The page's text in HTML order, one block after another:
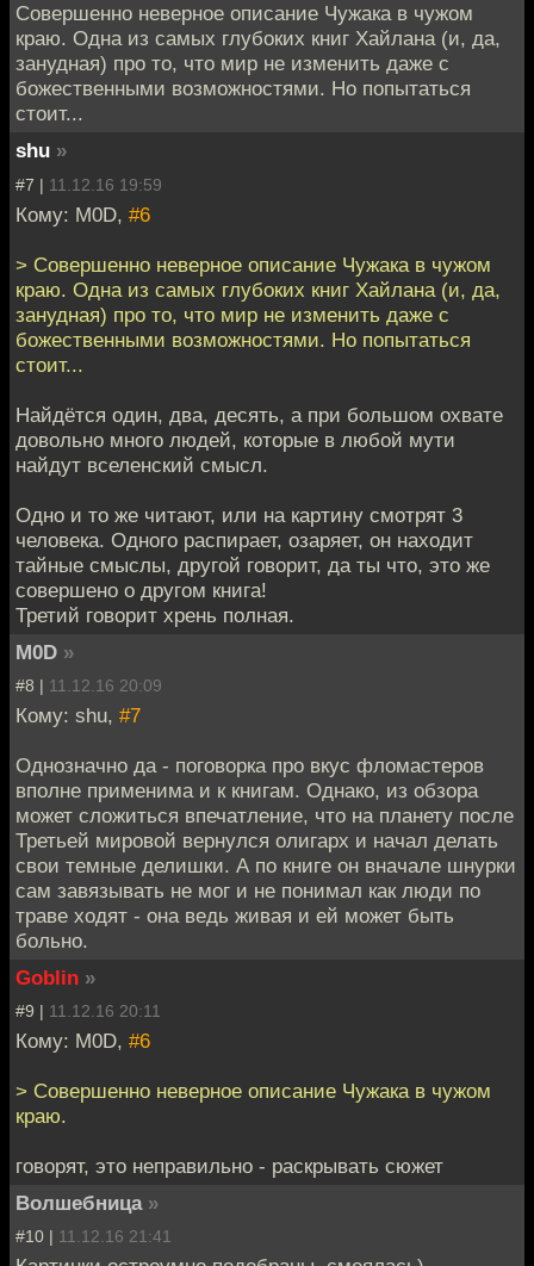
Совершенно неверное описание Чужака в чужом
краю. Одна из самых глубоких книг Хайлана (и, да,
занудная) про то, что мир не изменить даже с
божественными возможностями. Но попытаться
стоит...
shu »
#7 | 11.12.16 19:59
Кому: M0D, #6
> Совершенно неверное описание Чужака в чужом
краю. Одна из самых глубоких книг Хайлана (и, да,
занудная) про то, что мир не изменить даже с
божественными возможностями. Но попытаться
стоит...
Найдётся один, два, десять, а при большом охвате
довольно много людей, которые в любой мути
найдут вселенский смысл.
Одно и то же читают, или на картину смотрят 3
человека. Одного распирает, озаряет, он находит
тайные смыслы, другой говорит, да ты что, это же
совершено о другом книга!
Третий говорит хрень полная.
M0D »
#8 | 11.12.16 20:09
Кому: shu, #7
Однозначно да - поговорка про вкус фломастеров
вполне применима и к книгам. Однако, из обзора
может сложиться впечатление, что на планету после
Третьей мировой вернулся олигарх и начал делать
свои темные делишки. А по книге он вначале шнурки
сам завязывать не мог и не понимал как люди по
траве ходят - она ведь живая и ей может быть
больно.
Goblin »
#9 | 11.12.16 20:11
Кому: M0D, #6
> Совершенно неверное описание Чужака в чужом
краю.
говорят, это неправильно - раскрывать сюжет
Волшебница »
#10 | 11.12.16 21:41